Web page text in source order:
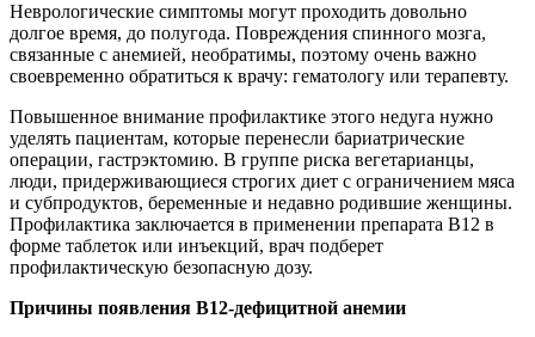
Неврологические симптомы могут проходить довольно
долгое время, до полугода. Повреждения спинного мозга,
связанные с анемией, необратимы, поэтому очень важно
своевременно обратиться к врачу: гематологу или терапевту.
Повышенное внимание профилактике этого недуга нужно
уделять пациентам, которые перенесли бариатрические
операции, гастрэктомию. В группе риска вегетарианцы,
люди, придерживающиеся строгих диет с ограничением мяса
и субпродуктов, беременные и недавно родившие женщины.
Профилактика заключается в применении препарата В12 в
форме таблеток или инъекций, врач подберет
профилактическую безопасную дозу.
Причины появления В12-дефицитной анемии